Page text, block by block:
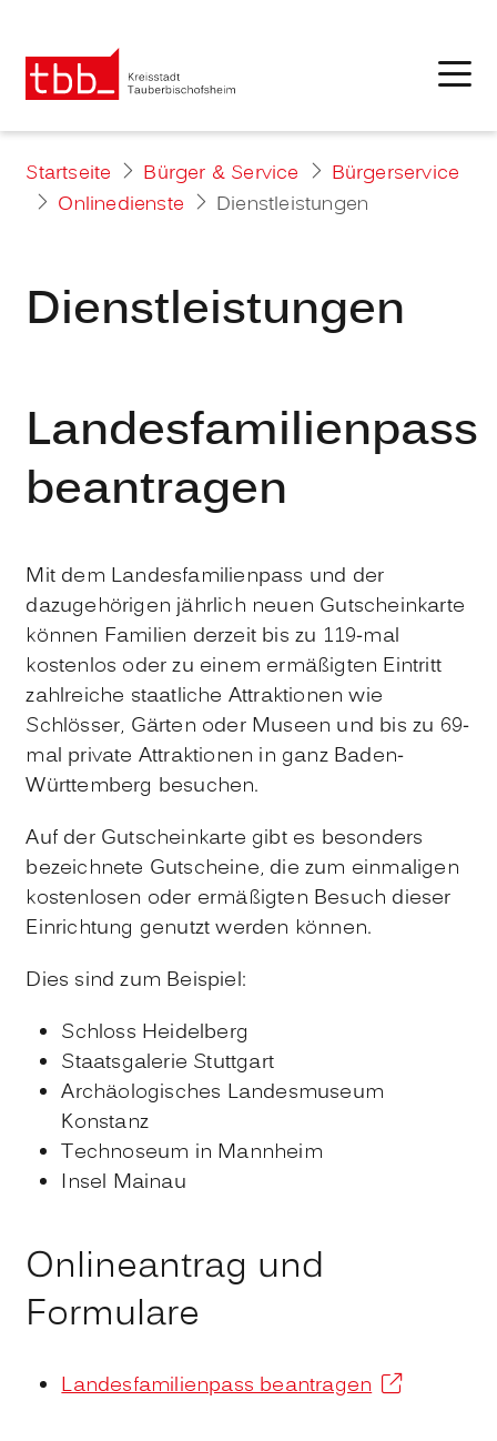
Startseite Bürger & Service
Bürgerservice
Onlinedienste
Dienstleistungen
Dienstleistungen
Landesfamilienpass
beantragen
Mit dem Landesfamilienpass und der
dazugehörigen jährlich neuen Gutscheinkarte
können Familien derzeit bis zu 119-mal
kostenlos oder zu einem ermäßigten Eintritt
zahlreiche staatliche Attraktionen wie
Schlösser, Gärten oder Museen und bis zu 69-
mal private Attraktionen in ganz Baden-
Württemberg besuchen.
Auf der Gutscheinkarte gibt es besonders
bezeichnete Gutscheine, die zum einmaligen
kostenlosen oder ermäßigten Besuch dieser
Einrichtung genutzt werden können.
Dies sind zum Beispiel:
Schloss Heidelberg
Staatsgalerie Stuttgart
Archäologisches Landesmuseum
Konstanz
Technoseum in Mannheim
Insel Mainau
Onlineantrag und
Formulare
Landesfamilienpass beantragen